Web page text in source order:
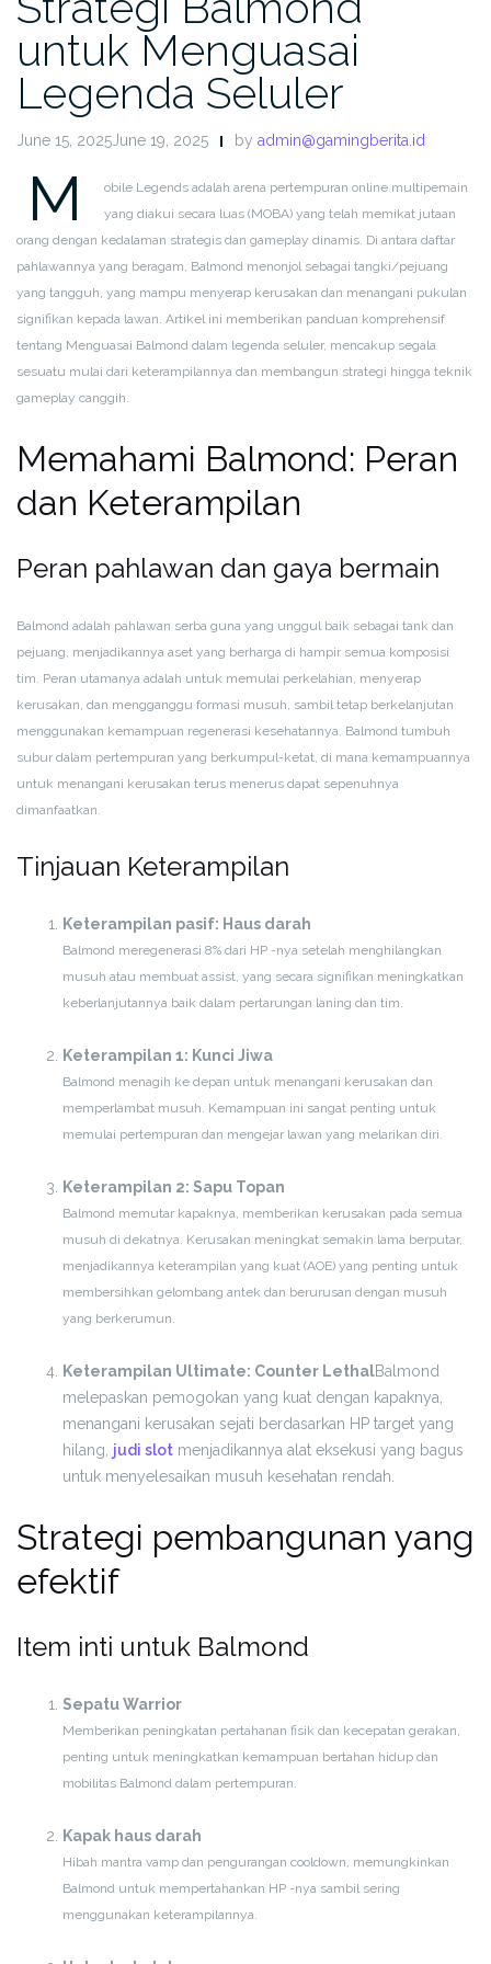
untuk Menguasai
Legenda Seluler
June 15, 2025June 19, 2025 by admin@gamingberita.id
M
obile Legends adalah arena pertempuran online multipemain
yang diakui secara luas (MOBA) yang telah memikat jutaan
orang dengan kedalaman strategis dan gameplay dinamis. Di antara daftar
pahlawannya yang beragam, Balmond menonjol sebagai tangki/pejuang
yang tangguh, yang mampu menyerap kerusakan dan menangani pukulan
signifikan kepada lawan. Artikel ini memberikan panduan komprehensif
tentang Menguasai Balmond dalam legenda seluler, mencakup segala
sesuatu mulai dari keterampilannya dan membangun strategi hingga teknik
gameplay canggih.
Memahami Balmond: Peran
dan Keterampilan
Peran pahlawan dan gaya bermain
Balmond adalah pahlawan serba guna yang unggul baik sebagai tank dan
pejuang, menjadikannya aset yang berharga di hampir semua komposisi
tim. Peran utamanya adalah untuk memulai perkelahian, menyerap
kerusakan, dan mengganggu formasi musuh, sambil tetap berkelanjutan
menggunakan kemampuan regenerasi kesehatannya. Balmond tumbuh
subur dalam pertempuran yang berkumpul-ketat, di mana kemampuannya
untuk menangani kerusakan terus menerus dapat sepenuhnya
dimanfaatkan.
Tinjauan Keterampilan
Keterampilan pasif: Haus darah
Balmond meregenerasi 8% dari HP -nya setelah menghilangkan
musuh atau membuat assist, yang secara signifikan meningkatkan
keberlanjutannya baik dalam pertarungan laning dan tim.
Keterampilan 1: Kunci Jiwa
Balmond menagih ke depan untuk menangani kerusakan dan
memperlambat musuh. Kemampuan ini sangat penting untuk
memulai pertempuran dan mengejar lawan yang melarikan diri.
Keterampilan 2: Sapu Topan
Balmond memutar kapaknya, memberikan kerusakan pada semua
musuh di dekatnya. Kerusakan meningkat semakin lama berputar,
menjadikannya keterampilan yang kuat (AOE) yang penting untuk
membersihkan gelombang antek dan berurusan dengan musuh
yang berkerumun.
Keterampilan Ultimate: Counter LethalBalmond
melepaskan pemogokan yang kuat dengan kapaknya,
menangani kerusakan sejati berdasarkan HP target yang
hilang, judi slot menjadikannya alat eksekusi yang bagus
untuk menyelesaikan musuh kesehatan rendah.
Strategi pembangunan yang
efektif
Item inti untuk Balmond
Sepatu Warrior
Memberikan peningkatan pertahanan fisik dan kecepatan gerakan,
penting untuk meningkatkan kemampuan bertahan hidup dan
mobilitas Balmond dalam pertempuran.
Kapak haus darah
Hibah mantra vamp dan pengurangan cooldown, memungkinkan
Balmond untuk mempertahankan HP -nya sambil sering
menggunakan keterampilannya.